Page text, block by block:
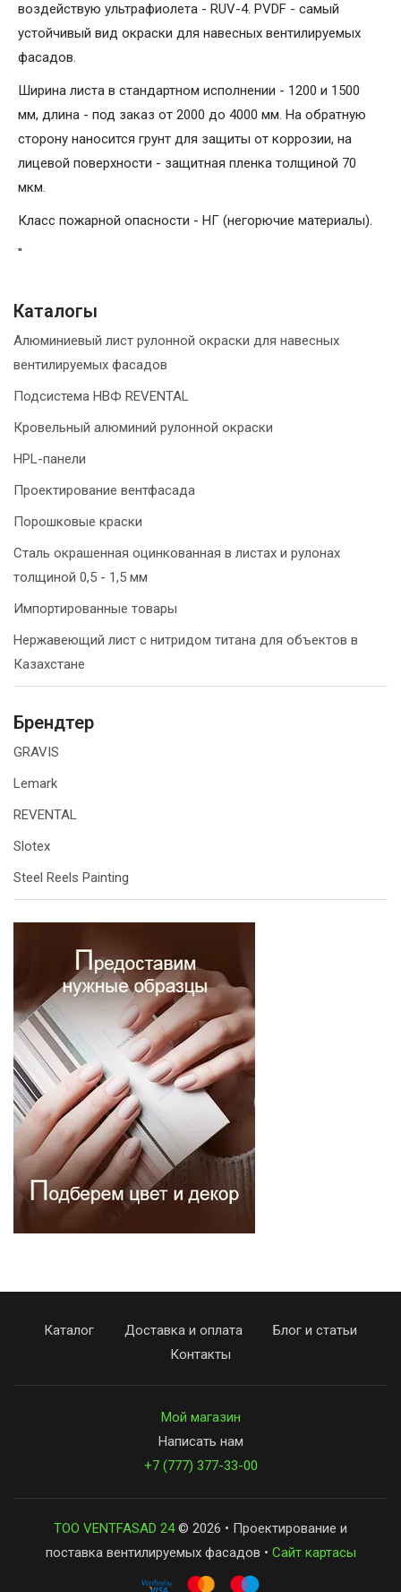
воздействую ультрафиолета - RUV-4. PVDF - самый
устойчивый вид окраски для навесных вентилируемых
фасадов.
Ширина листа в стандартном исполнении - 1200 и 1500
мм, длина - под заказ от 2000 до 4000 мм. На обратную
сторону наносится грунт для защиты от коррозии, на
лицевой поверхности - защитная пленка толщиной 70
мкм.
Класс пожарной опасности - НГ (негорючие материалы).
"
Каталогы
Алюминиевый лист рулонной окраски для навесных
вентилируемых фасадов
Подсистема НВФ REVENTAL
Кровельный алюминий рулонной окраски
HPL-панели
Проектирование вентфасада
Порошковые краски
Сталь окрашенная оцинкованная в листах и рулонах
толщиной 0,5 - 1,5 мм
Импортированные товары
Нержавеющий лист с нитридом титана для объектов в
Казахстане
Брендтер
GRAVIS
Lemark
REVENTAL
Slotex
Steel Reels Painting
Каталог Доставка и оплата
Блог и статьи
Контакты
Мой магазин
Написать нам
+7 (777) 377-33-00
ТОО VENTFASAD 24© 2026 • Проектирование и
поставка вентилируемых фасадов • Сайт картасы